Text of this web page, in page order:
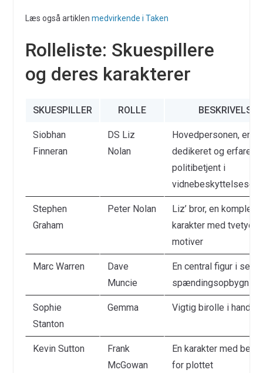
Læs også artiklen medvirkende i Taken
Rolleliste: Skuespillere
og deres karakterer
SKUESPILLER ROLLE BESKRIVELSE
Siobhan
Finneran
DS Liz
Nolan
Hovedpersonen, en
dedikeret og erfaren
politibetjent i
Stephen
Graham
Peter Nolan
Liz’ bror, en kompleks
karakter med
motiver
Marc Warren
Dave
Muncie
En central figur i
spændingsopbygning
Sophie
Stanton
Gemma Vigtig birolle i
Kevin Sutton
Frank
McGowan
En karakter med
for plottet